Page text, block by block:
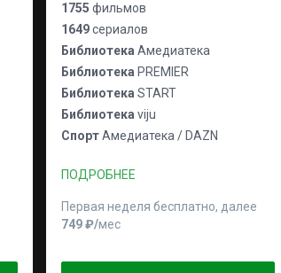
1755 фильмов
1649сериалов
Библиотека Амедиатека
Библиотека PREMIER
Библиотека START
Библиотека viju
СпортАмедиатека / DAZN
ПОДРОБНЕЕ
Первая неделя бесплатно, далее
749 ₽⁠/⁠мес